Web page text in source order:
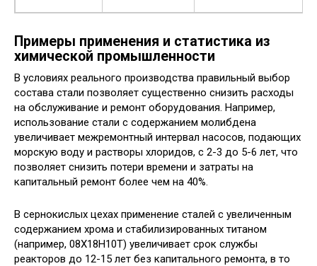
Примеры применения и статистика из
химической промышленности
В условиях реального производства правильный выбор
состава стали позволяет существенно снизить расходы
на обслуживание и ремонт оборудования. Например,
использование стали с содержанием молибдена
увеличивает межремонтный интервал насосов, подающих
морскую воду и растворы хлоридов, с 2-3 до 5-6 лет, что
позволяет снизить потери времени и затраты на
капитальный ремонт более чем на 40%.
В сернокислых цехах применение сталей с увеличенным
содержанием хрома и стабилизированных титаном
(например, 08Х18Н10Т) увеличивает срок службы
реакторов до 12-15 лет без капитального ремонта, в то